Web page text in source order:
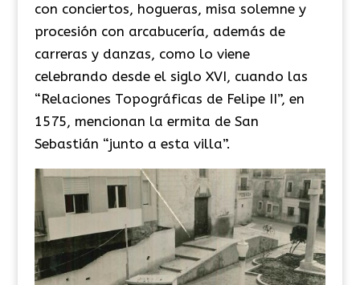
con conciertos, hogueras, misa solemne y
procesión con arcabucería, además de
carreras y danzas, como lo viene
celebrando desde el siglo XVI, cuando las
“Relaciones Topográficas de Felipe II”, en
1575, mencionan la ermita de San
Sebastián “junto a esta villa”.